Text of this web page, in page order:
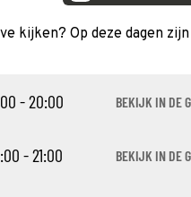
kijken? Op deze dagen
- 20:00 BEKIJK IN DE
- 21:00 BEKIJK IN DE